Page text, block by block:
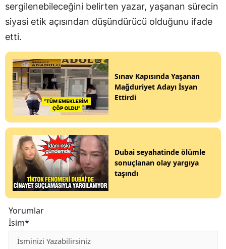
sergilenebileceğini belirten yazar, yaşanan sürecin
siyasi etik açısından düşündürücü olduğunu ifade
etti.
Sınav Kapısında Yaşanan
Mağduriyet Adayı İsyan
Ettirdi
Dubai seyahatinde ölümle
sonuçlanan olay yargıya
taşındı
Yorumlar
İsim*